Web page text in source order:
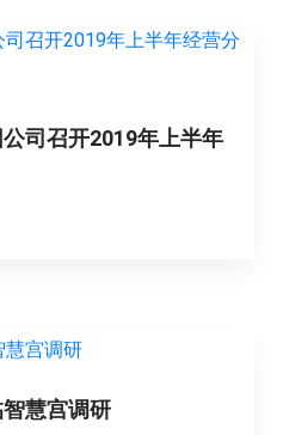
司召开2019年上半年
慧宫调研